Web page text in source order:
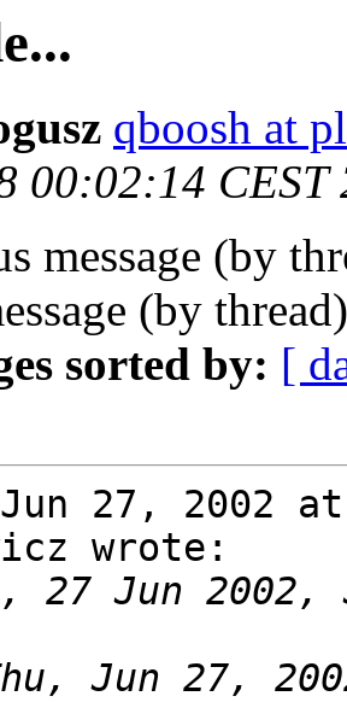
qboosh at
00:02:14 CEST
message (by
(by
sorted by: [
27, 2002
wrote:
Jun 27,